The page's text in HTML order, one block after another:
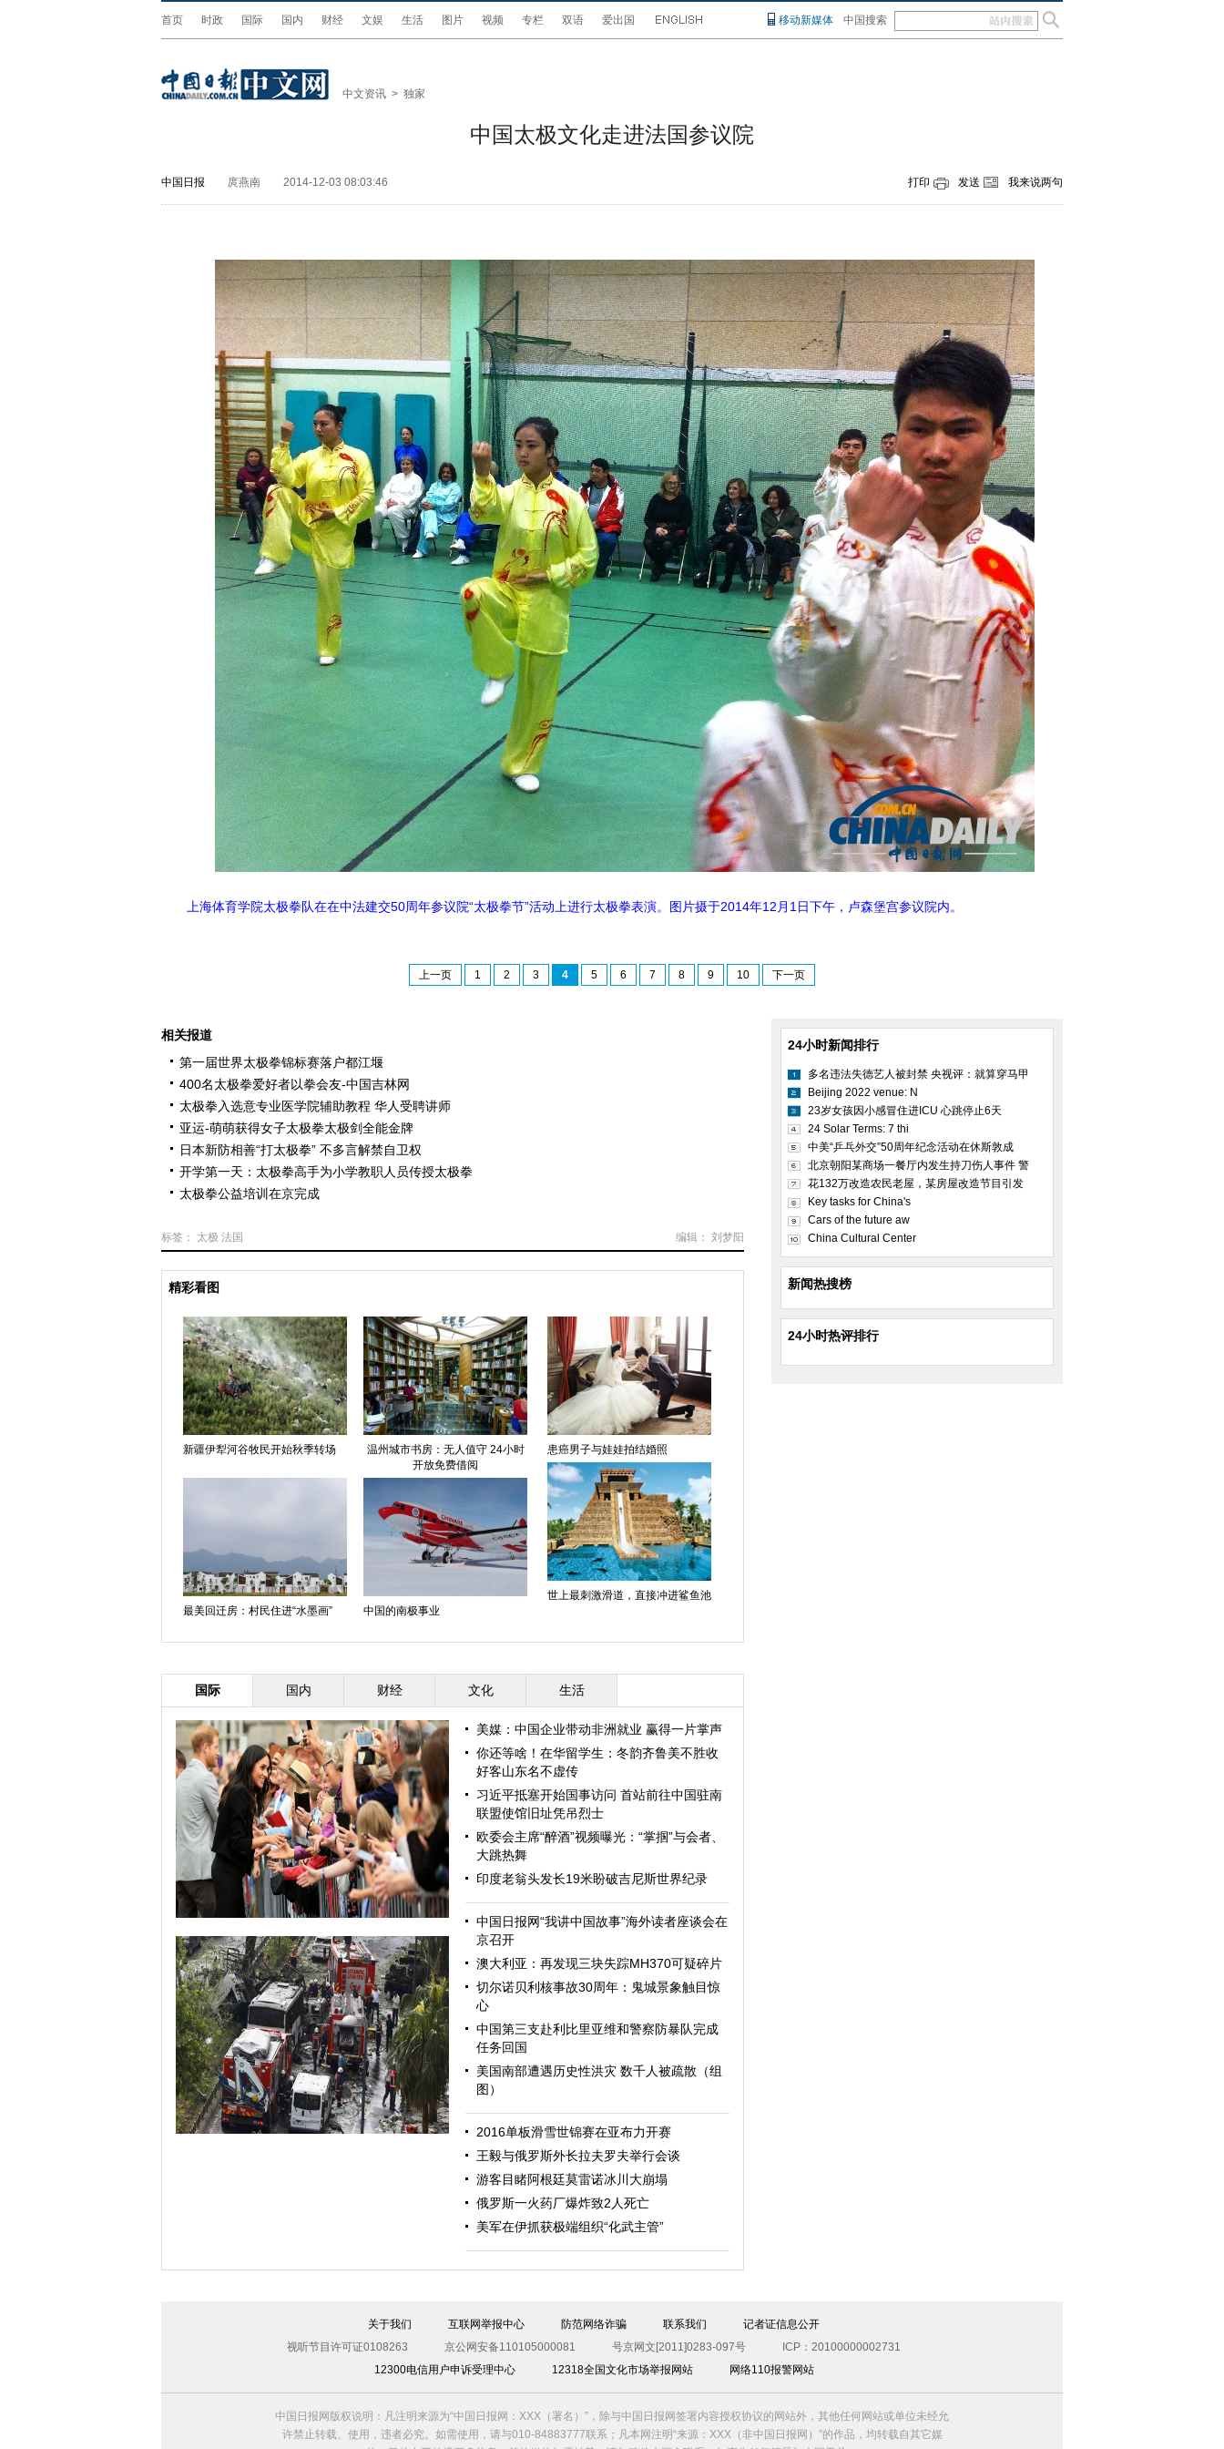
首页 时政 国际 国内 财经 文娱 生活 图片 视频 专栏 双语 爱出国 移动新媒体 中国搜索
中文资讯 > 独家
中国太极文化走进法国参议院
中国日报 庹燕南 2014-12-03 08:03:46 打印 发送 我来说两句
上海体育学院太极拳队在在中法建交50周年参议院“太极拳节”活动上进行太极拳表演。图片摄于2014年12月1日下午，卢森堡宫参议院内。
上一页 1 2 3 4 5 6 7 8 9 10 下一页
相关报道
第一届世界太极拳锦标赛落户都江堰
400名太极拳爱好者以拳会友-中国吉林网
太极拳入选意专业医学院辅助教程 华人受聘讲师
亚运-萌萌获得女子太极拳太极剑全能金牌
日本新防相善“打太极拳” 不多言解禁自卫权
开学第一天：太极拳高手为小学教职人员传授太极拳
太极拳公益培训在京完成
编辑： 刘梦阳
标签： 太极 法国
精彩看图
新疆伊犁河谷牧民开始秋季转场
温州城市书房：无人值守 24小时
开放免费借阅
最美回迁房：村民住进“水墨画” 中国的南极事业
患癌男子与娃娃拍结婚照
世上最刺激滑道，直接冲进鲨鱼池
国际 国内 财经 文化 生活
哈里与梅根亮相都柏林街头接受民众欢迎
美媒：中国企业带动非洲就业 赢得一片掌声
你还等啥！在华留学生：冬韵齐鲁美不胜收
好客山东名不虚传
习近平抵塞开始国事访问 首站前往中国驻南
联盟使馆旧址凭吊烈士
欧委会主席“醉酒”视频曝光：“掌掴”与会者、
大跳热舞
印度老翁头发长19米盼破吉尼斯世界纪录
中国日报网“我讲中国故事”海外读者座谈会在
京召开
澳大利亚：再发现三块失踪MH370可疑碎片
切尔诺贝利核事故30周年：鬼城景象触目惊
心
中国第三支赴利比里亚维和警察防暴队完成
任务回国
美国南部遭遇历史性洪灾 数千人被疏散（组
图）
2016单板滑雪世锦赛在亚布力开赛
王毅与俄罗斯外长拉夫罗夫举行会谈
游客目睹阿根廷莫雷诺冰川大崩塌
俄罗斯一火药厂爆炸致2人死亡
美军在伊抓获极端组织“化武主管”
24小时新闻排行
多名违法失德艺人被封禁 央视评：就算穿马甲
Beijing 2022 venue: N
23岁女孩因小感冒住进ICU 心跳停止6天
24 Solar Terms: 7 thi
中美“乒乓外交”50周年纪念活动在休斯敦成
北京朝阳某商场一餐厅内发生持刀伤人事件 警
花132万改造农民老屋，某房屋改造节目引发
Key tasks for China's
Cars of the future aw
China Cultural Center
新闻热搜榜
24小时热评排行
关于我们 互联网举报中心 防范网络诈骗 联系我们
记者证信息公开
视听节目许可证0108263
京公网安备110105000081 号京网文[2011]0283-097号
ICP：20100000002731
12300电信用户申诉受理中心
12318全国文化市场举报网站 网络110报警网站
中国日报网版权说明：凡注明来源为“中国日报网：XXX（署名）”，除与中国日报网签署内容授权协议的网站外，其他任何网站或单位未经允
许禁止转载、使用，违者必究。如需使用，请与010-84883777联系；凡本网注明“来源：XXX（非中国日报网）”的作品，均转载自其它媒